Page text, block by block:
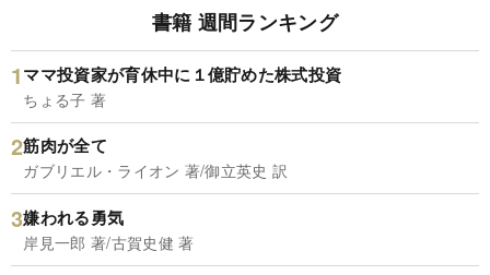
書籍 週間ランキング
ママ投資家が育休中に１億貯めた株式投資
ちょる子 著
筋肉が全て
ガブリエル・ライオン 著/御立英史 訳
嫌われる勇気
岸見一郎 著/古賀史健 著